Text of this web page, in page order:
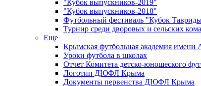
"Кубок выпускников-2019"
"Кубок выпускников-2018"
Футбольный фестиваль "Кубок
Турнир среди дворовых и сельских
Еще
Крымская футбольная академия имени
Уроки футбола в школах
Отчет Комитета детско-юношеского
Логотип ДЮФЛ Крыма
Документы первенства ДЮФЛ Крыма